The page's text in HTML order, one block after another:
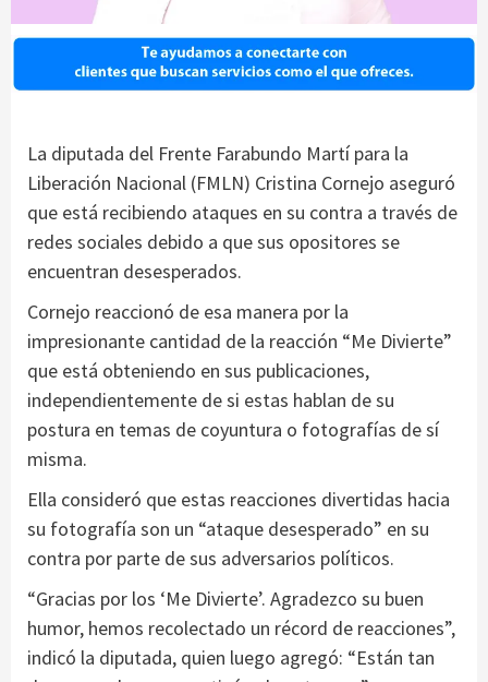
La diputada del Frente Farabundo Martí para la
Liberación Nacional (FMLN) Cristina Cornejo aseguró
que está recibiendo ataques en su contra a través de
redes sociales debido a que sus opositores se
encuentran desesperados.
Cornejo reaccionó de esa manera por la
impresionante cantidad de la reacción “Me Divierte”
que está obteniendo en sus publicaciones,
independientemente de si estas hablan de su
postura en temas de coyuntura o fotografías de sí
misma.
Ella consideró que estas reacciones divertidas hacia
su fotografía son un “ataque desesperado” en su
contra por parte de sus adversarios políticos.
“Gracias por los ‘Me Divierte’. Agradezco su buen
humor, hemos recolectado un récord de reacciones”,
indicó la diputada, quien luego agregó: “Están tan